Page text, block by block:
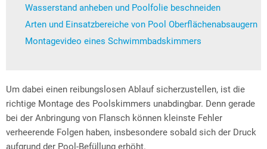
Wasserstand anheben und Poolfolie beschneiden
Arten und Einsatzbereiche von Pool Oberflächenabsaugern
Montagevideo eines Schwimmbadskimmers
Um dabei einen reibungslosen Ablauf sicherzustellen, ist die
richtige Montage des Poolskimmers unabdingbar. Denn gerade
bei der Anbringung von Flansch können kleinste Fehler
verheerende Folgen haben, insbesondere sobald sich der Druck
aufgrund der Pool-Befüllung erhöht.